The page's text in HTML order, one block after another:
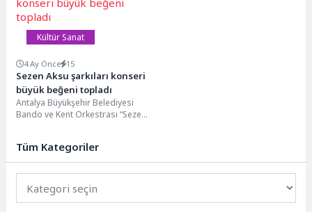
vefatlarının...
Kültür Sanat
4 Ay Önce 15
Sezen Aksu şarkıları konseri
büyük beğeni topladı
Antalya Büyükşehir Belediyesi
Bando ve Kent Orkestrası “Sezen
Tüm Kategoriler